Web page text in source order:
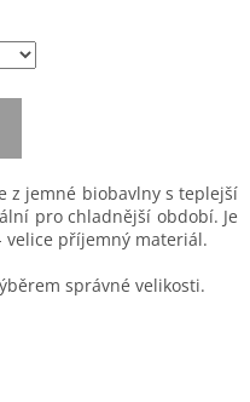
z jemné biobavlny s teplejší
pro chladnější období. Je
velice příjemný materiál.
správné velikosti.